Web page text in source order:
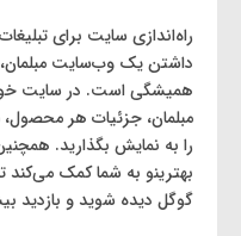
راه‌اندازی سایت برای
داشتن یک وب‌سایت
همیشگی است. در سایت
مبلمان، جزئیات هر
را به نمایش بگذارید.
بهترینو به شما کمک
گوگل دیده شوید و بازدید